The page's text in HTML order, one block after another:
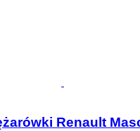
Renault